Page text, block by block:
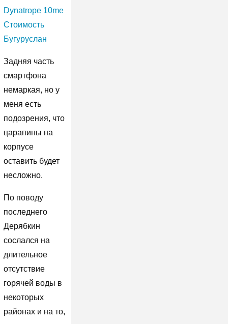
Dynatrope 10me
Стоимость
Бугуруслан
Задняя часть
смартфона
немаркая, но у
меня есть
подозрения, что
царапины на
корпусе
оставить будет
несложно.
По поводу
последнего
Дерябкин
сослался на
длительное
отсутствие
горячей воды в
некоторых
районах и на то,